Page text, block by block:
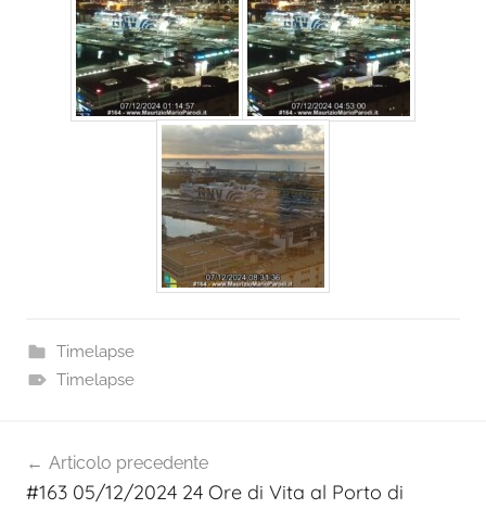
Timelapse
Timelapse
articoli
Articolo precedente
#163 05/12/2024 24 Ore di Vita al Porto di